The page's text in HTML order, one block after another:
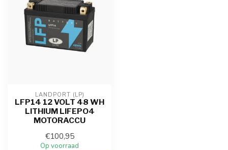
LANDPORT (LP)
LFP14 12 VOLT 48 WH
LITHIUM LIFEPO4
MOTORACCU
€100,95
Op voorraad